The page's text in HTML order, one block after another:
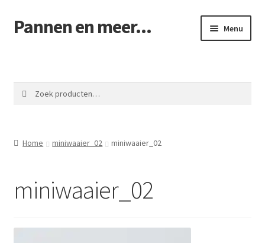
Ga
door
Ga
naar
Pannen en meer... Menu
Winkelmand
Mijn account
Contact
Home miniwaaier_02 miniwaaier_02
miniwaaier_02